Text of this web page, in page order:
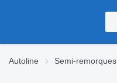
Autoline Semi-remorques